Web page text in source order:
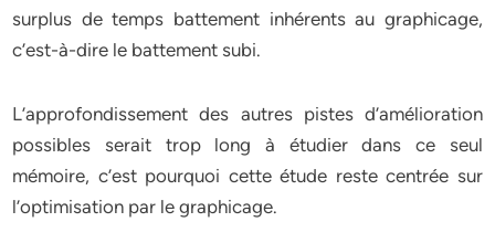
surplus de temps battement inhérents au graphicage,
c’est-à-dire le battement subi.
L’approfondissement des autres pistes d’amélioration
possibles serait trop long à étudier dans ce seul
mémoire, c’est pourquoi cette étude reste centrée sur
l’optimisation par le graphicage.